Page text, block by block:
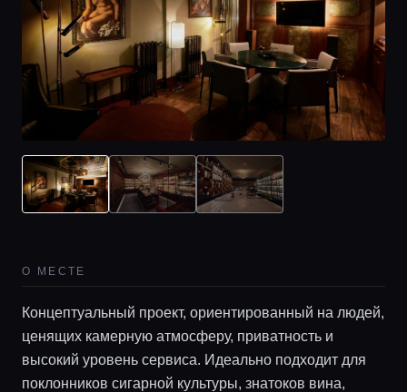
О МЕСТЕ
Концептуальный проект, ориентированный на людей,
ценящих камерную атмосферу, приватность и
высокий уровень сервиса. Идеально подходит для
поклонников сигарной культуры, знатоков вина,